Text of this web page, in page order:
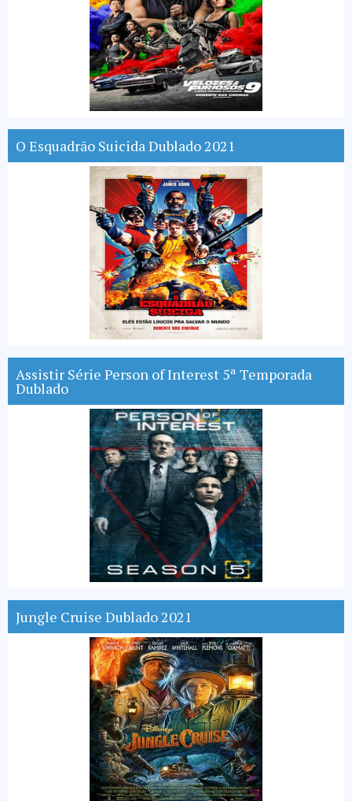
O Esquadrão Suicida Dublado 2021
Assistir Série Person of Interest 5ª Temporada
Dublado
Jungle Cruise Dublado 2021